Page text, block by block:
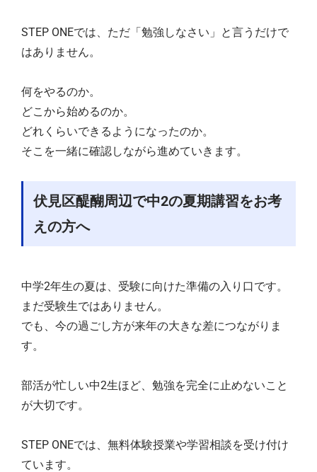
STEP ONEでは、ただ「勉強しなさい」と言うだけで
はありません。
何をやるのか。
どこから始めるのか。
どれくらいできるようになったのか。
そこを一緒に確認しながら進めていきます。
伏見区醍醐周辺で中2の夏期講習をお考
えの方へ
中学2年生の夏は、受験に向けた準備の入り口です。
まだ受験生ではありません。
でも、今の過ごし方が来年の大きな差につながりま
す。
部活が忙しい中2生ほど、勉強を完全に止めないこと
が大切です。
STEP ONEでは、無料体験授業や学習相談を受け付け
ています。